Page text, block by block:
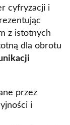
cyfryzacji i
z istotnych
dla obrotu
przez
i